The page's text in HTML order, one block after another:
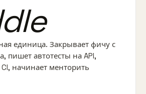
единица. Закрывает фичу с
пишет автотесты на API,
CI, начинает менторить